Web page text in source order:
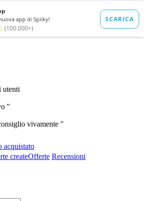
utenti
"
vivamente "
acquistato
createOfferte Recensioni